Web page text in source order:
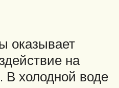
оказывает
на
В холодной воде